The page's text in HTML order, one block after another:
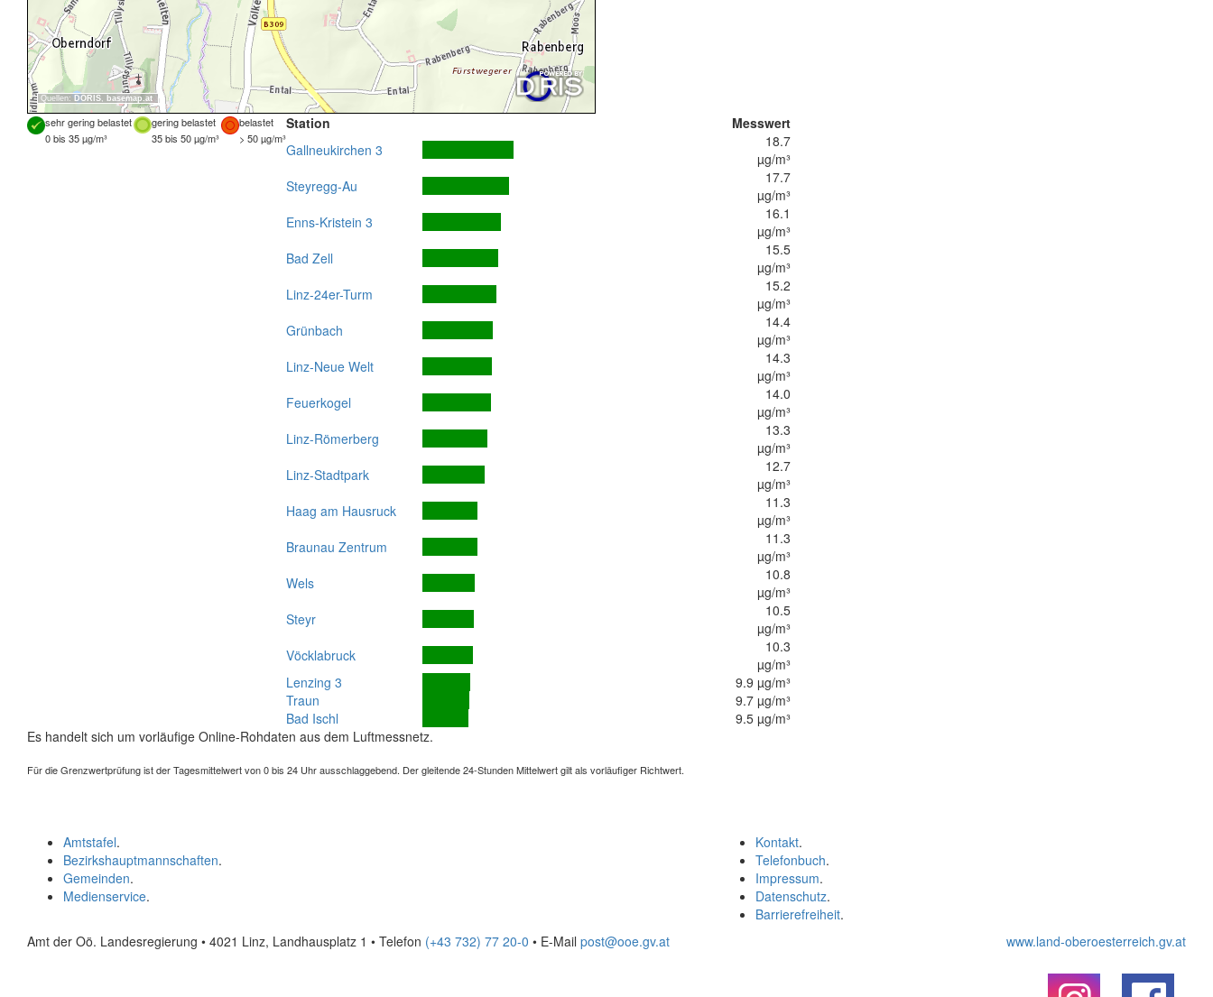
Quellen: DORIS, basemap.at
sehr gering belastet gering belastet
belastet
0 bis 35 µg/m³
35 bis 50 µg/m³ > 50 µg/m³
Station
Messwert
Gallneukirchen 3
18.7
µg/m³
Steyregg-Au
17.7
µg/m³
Enns-Kristein 3
16.1
µg/m³
Bad Zell
15.5
µg/m³
Linz-24er-Turm
15.2
µg/m³
Grünbach
14.4
µg/m³
Linz-Neue Welt
14.3
µg/m³
Feuerkogel
14.0
µg/m³
Linz-Römerberg
13.3
µg/m³
Linz-Stadtpark
12.7
µg/m³
Haag am Hausruck
11.3
µg/m³
Braunau Zentrum
11.3
µg/m³
Wels
10.8
µg/m³
Steyr
10.5
µg/m³
Vöcklabruck
10.3
µg/m³
Lenzing 3
9.9 µg/m³
Traun
9.7 µg/m³
Bad Ischl
9.5 µg/m³
Es handelt sich um vorläufige Online-Rohdaten aus dem Luftmessnetz.
Für die Grenzwertprüfung ist der Tagesmittelwert von 0 bis 24 Uhr ausschlaggebend. Der gleitende 24-Stunden Mittelwert gilt als vorläufiger Richtwert.
Kontakt.
Telefonbuch.
Impressum.
Datenschutz.
Barrierefreiheit.
Amtstafel.
Bezirkshauptmannschaften.
Gemeinden.
Medienservice.
Amt der Oö. Landesregierung • 4021 Linz, Landhausplatz 1 • Telefon (+43 732) 77 20-0 • E-Mail post@ooe.gv.at www.land-oberoesterreich.gv.at